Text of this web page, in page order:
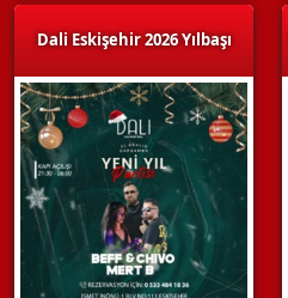
Dali Eskişehir 2026 Yılbaşı